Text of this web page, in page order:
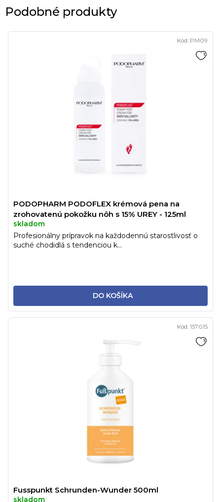
Podobné produkty
PODOPHARM PODOFLEX krémová pena na
zrohovatenú pokožku nôh s 15% UREY - 125ml
skladom
DO KOŠÍKA
Profesionálny prípravok na každodennú starostlivosť o
suché chodidlá s tendenciou k...
Kód: PM09
Fusspunkt Schrunden-Wunder 500ml
skladom
Kód: 157015